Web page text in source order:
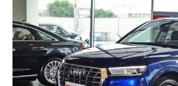
说，人家可是豪华中型SUV啊。